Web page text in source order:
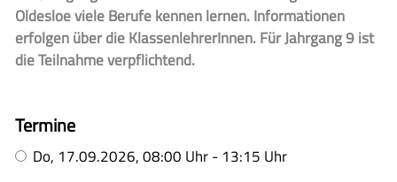
Unsere Schulgemeinschaft
Kontakt
🇬🇧
🇪🇸
Oldesloe viele Berufe kennen lernen. Informationen
erfolgen über die KlassenlehrerInnen. Für Jahrgang 9 ist
die Teilnahme verpflichtend.
Termine
Do, 17.09.2026, 08:00 Uhr- 13:15 Uhr